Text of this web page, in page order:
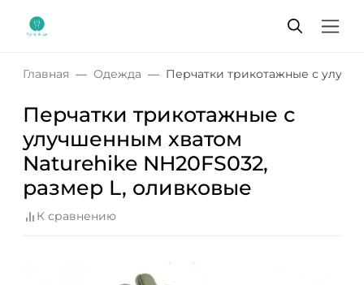
Главная Одежда Перчатки трикотажные с
Перчатки трикотажные с
улучшенным хватом
Naturehike NH20FS032,
размер L, оливковые
К сравнению